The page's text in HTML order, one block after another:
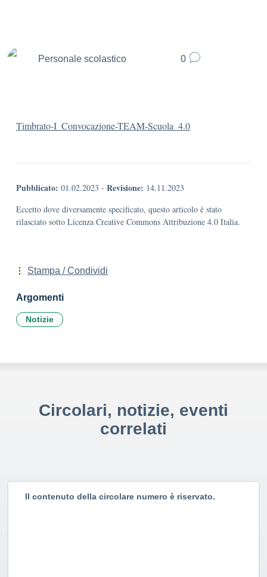
Personale scolastico 0
Timbrato-I_Convocazione-TEAM-Scuola_4.0
Pubblicato: 01.02.2023 - Revisione: 14.11.2023
Eccetto dove diversamente specificato, questo articolo è stato
rilasciato sotto Licenza Creative Commons Attribuzione 4.0 Italia.
Stampa / Condividi
Argomenti
Notizie
Circolari, notizie, eventi
correlati
Il contenuto della circolare numero è riservato.